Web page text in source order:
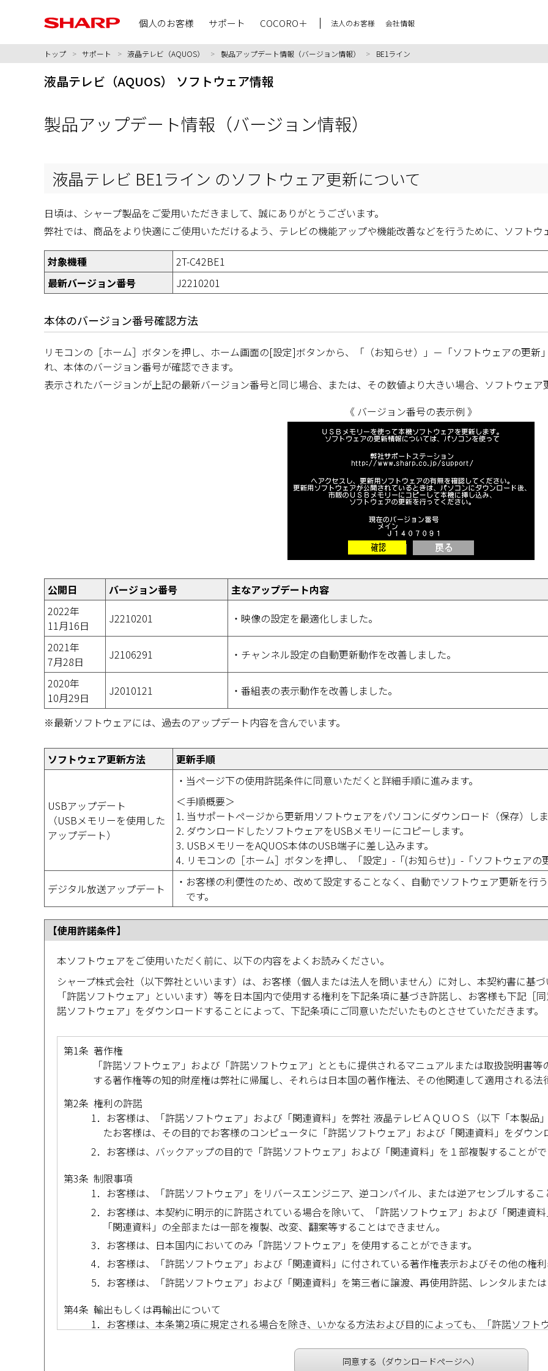
個人のお客様 サポート COCORO＋ 法人のお客様 会社情報
トップ > サポート > 液晶テレビ（AQUOS） > 製品アップデート情報（バージョン情報） > BE1ライン
液晶テレビ（AQUOS） ソフトウェア情報
製品アップデート情報（バージョン情報）
液晶テレビ BE1ライン のソフトウェア更新について
日頃は、シャープ製品をご愛用いただきまして、誠にありがとうございます。
弊社では、商品をより快適にご使用いただけるよう、テレビの機能アップや機能改善などを行うために、ソフト
対象機種
2T-C42BE1
最新バージョン番号
J2210201
本体のバージョン番号確認方法
リモコンの［ホーム］ボタンを押し、ホーム画面の[設定]ボタンから、「（お知らせ）」－「ソフトウェアの更
れ、本体のバージョン番号が確認できます。
表示されたバージョンが上記の最新バージョン番号と同じ場合、または、その数値より大きい場合、ソフトウェア
《 バージョン番号の表示例 》
公開日 バージョン番号
主なアップデート内容
2022年
11月16日
J2210201
・映像の設定を最適化しました。
2021年
7月28日
J2106291
・チャンネル設定の自動更新動作を改善しました。
2020年
10月29日
J2010121 ・番組表の表示動作を改善しました。
※最新ソフトウェアには、過去のアップデート内容を含んでいます。
ソフトウェア更新方法 更新手順
USBアップデート
（USBメモリーを使用した
アップデート）
・当ページ下の使用許諾条件に同意いただくと詳細手順に進みます。
＜手順概要＞
1. 当サポートページから更新用ソフトウェアをパソコンにダウンロード（保存）し
2. ダウンロードしたソフトウェアをUSBメモリーにコピーします。
3. USBメモリーをAQUOS本体のUSB端子に差し込みます。
4. リモコンの［ホーム］ボタンを押し、「設定」-「(お知らせ)」-「ソフトウェアの
デジタル放送アップデート
・お客様の利便性のため、改めて設定することなく、自動でソフトウェア更新を行
です。
【使用許諾条件】
本ソフトウェアをご使用いただく前に、以下の内容をよくお読みください。
シャープ株式会社（以下弊社といいます）は、お客様（個人または法人を問いません）に対し、本契約書に基
「許諾ソフトウェア」といいます）等を日本国内で使用する権利を下記条項に基づき許諾し、お客様も下記［
諾ソフトウェア」をダウンロードすることによって、下記条項にご同意いただいたものとさせていただきます。
第1条 著作権
「許諾ソフトウェア」および「許諾ソフトウェア」とともに提供されるマニュアルまたは取扱説明書
する著作権等の知的財産権は弊社に帰属し、それらは日本国の著作権法、その他関連して適用される
第2条 権利の許諾
1．お客様は、「許諾ソフトウェア」および「関連資料」を弊社 液晶テレビＡＱＵＯＳ（以下「本製品
たお客様は、その目的でお客様のコンピュータに「許諾ソフトウェア」および「関連資料」をダウン
2．お客様は、バックアップの目的で「許諾ソフトウェア」および「関連資料」を１部複製することが
第3条 制限事項
1．お客様は、「許諾ソフトウェア」をリバースエンジニア、逆コンパイル、または逆アセンブルする
2．お客様は、本契約に明示的に許諾されている場合を除いて、「許諾ソフトウェア」および「関連資
「関連資料」の全部または一部を複製、改変、翻案等することはできません。
3．お客様は、日本国内においてのみ「許諾ソフトウェア」を使用することができます。
4．お客様は、「許諾ソフトウェア」および「関連資料」に付されている著作権表示およびその他の権
5．お客様は、「許諾ソフトウェア」および「関連資料」を第三者に譲渡、再使用許諾、レンタルまた
第4条 輸出もしくは再輸出について
1．お客様は、本条第2項に規定される場合を除き、いかなる方法および目的によっても、「許諾ソフ
リカ合衆国の輸出管理に関する法令に基づく規制対象であり、その他の国における輸出入規制対象
同意する（ダウンロードページへ）